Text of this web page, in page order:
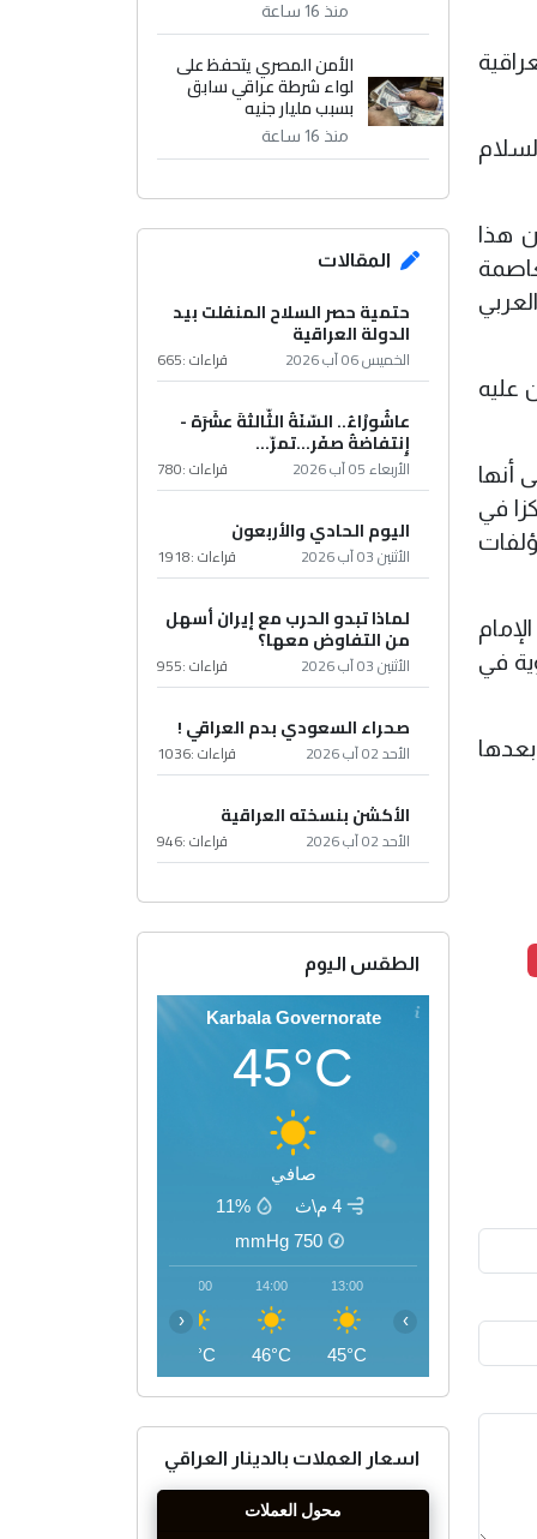
هذا
عليه
أنها
في
في
منذ 16 ساعة
الأمن المصري يتحفظ على
لواء شرطة عراقي سابق
بسبب مليار جنيه
منذ 16 ساعة
المقالات
حتمية حصر السلاح المنفلت بيد
الدولة العراقية
الخميس 06 آب 2026 قراءات :665
عاشُورْاءُ.. السّنَةُ الثّالثةَ عشَرَة -
إِنتفاضةُ صفَر…تمرّ...
الأربعاء 05 آب 2026 قراءات :780
اليوم الحادي والأربعون
الأثنين 03 آب 2026 قراءات :1918
لماذا تبدو الحرب مع إيران أسهل
من التفاوض معها؟
الأثنين 03 آب 2026 قراءات :955
صحراء السعودي بدم العراقي !
الأحد 02 آب 2026 قراءات :1036
الأكشن بنسخته العراقية
الأحد 02 آب 2026 قراءات :946
الطقس اليوم
Karbala Governorate
45°C
صافي
4 م\ث
11%
750
mmHg
13:00
45°C
14:00
46°C
15:00
46°C
‹ ›
اسعار العملات بالدينار العراقي